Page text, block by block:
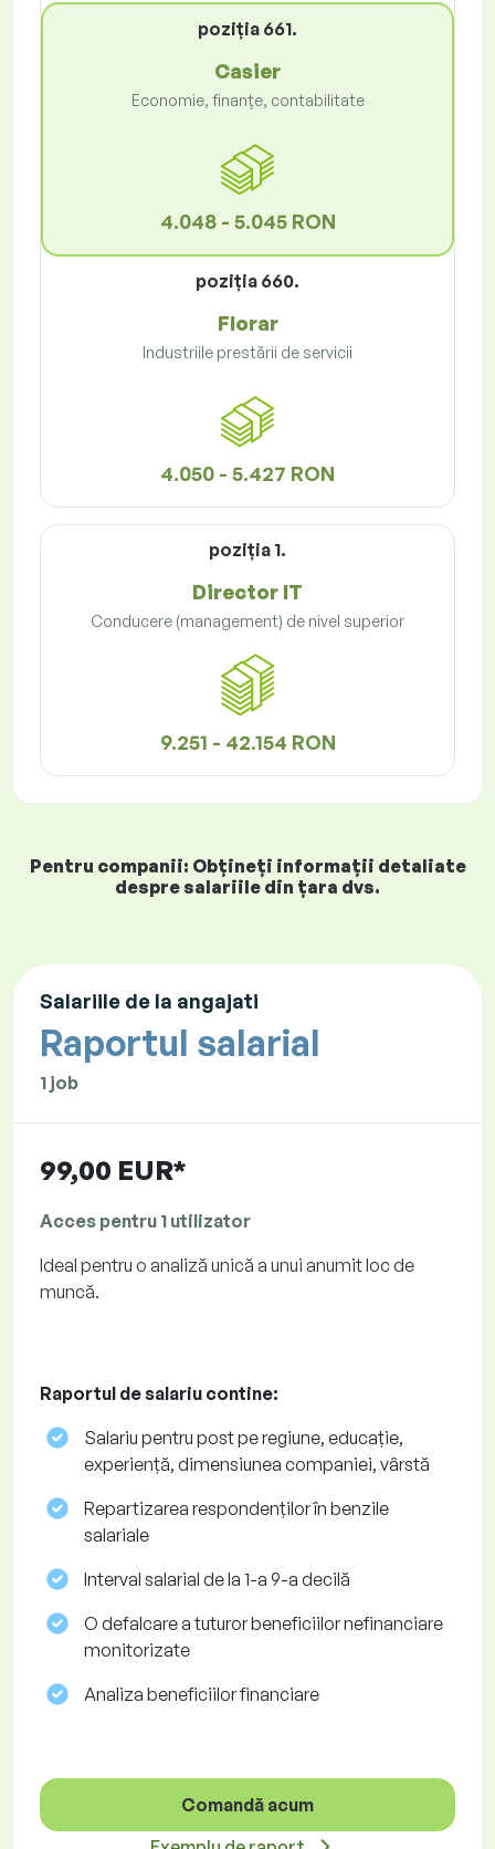
poziţia 661.
Casier
Economie, finanțe, contabilitate
4.048 - 5.045 RON
poziţia 660.
Florar
Industriile prestării de servicii
4.050 - 5.427 RON
poziţia 1.
Director IT
Conducere (management) de nivel superior
9.251 - 42.154 RON
Pentru companii: Obțineți informații detaliate
despre salariile din țara dvs.
Salariile de la angajati
Raportul salarial
1 job
99,00 EUR*
Acces pentru 1 utilizator
Ideal pentru o analiză unică a unui anumit loc de
muncă.
Raportul de salariu contine:
Salariu pentru post pe regiune, educație,
experiență, dimensiunea companiei, vârstă
Repartizarea respondenților în benzile
salariale
Interval salarial de la 1-a 9-a decilă
O defalcare a tuturor beneficiilor nefinanciare
monitorizate
Analiza beneficiilor financiare
Comandă acum